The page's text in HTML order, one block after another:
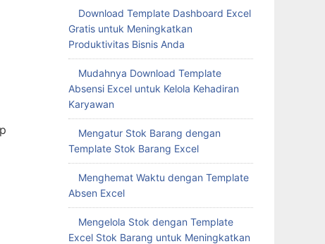
Download Template Dashboard Excel
Gratis untuk Meningkatkan
Produktivitas Bisnis Anda
Mudahnya Download Template
Absensi Excel untuk Kelola Kehadiran
Karyawan
Mengatur Stok Barang dengan
Template Stok Barang Excel
Menghemat Waktu dengan Template
Absen Excel
Mengelola Stok dengan Template
Excel Stok Barang untuk Meningkatkan